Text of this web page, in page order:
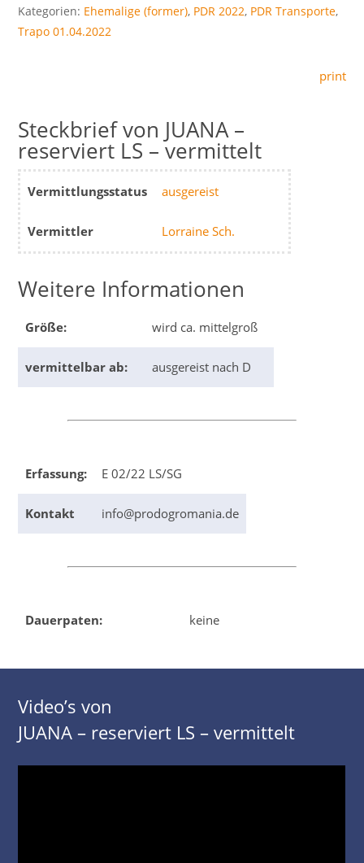
Kategorien: Ehemalige (former), PDR 2022, PDR Transporte,
Trapo 01.04.2022
print
JUANA –
reserviert LS – vermittelt
Vermittlungsstatus ausgereist
Vermittler Lorraine Sch.
Weitere Informationen
Größe: wird ca. mittelgroß
vermittelbar ab: ausgereist nach D
Erfassung: E 02/22 LS/SG
Kontakt info@prodogromania.de
Dauerpaten: keine
Video’s von
JUANA – reserviert LS – vermittelt